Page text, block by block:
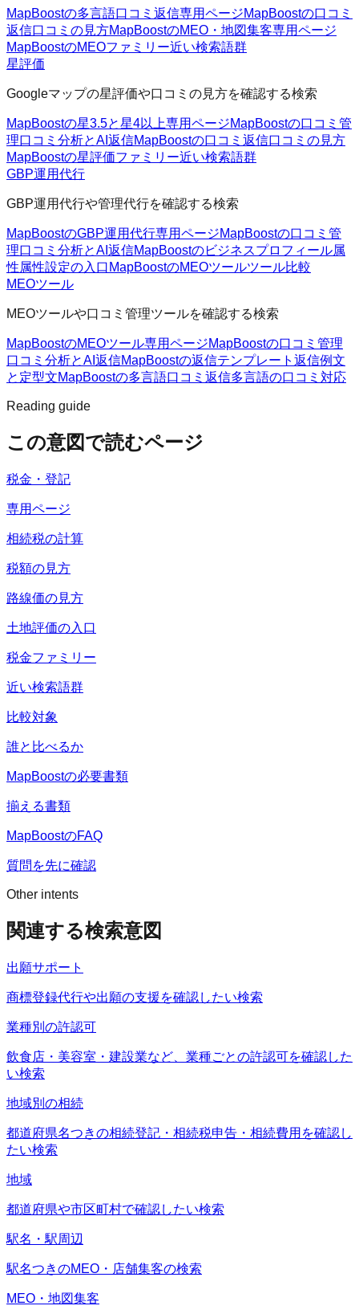
MapBoostの多言語口コミ返信専用ページMapBoostの口コミ
返信口コミの見方MapBoostのMEO・地図集客専用ページ
MapBoostのMEOファミリー近い検索語群
星評価
Googleマップの星評価や口コミの見方を確認する検索
MapBoostの星3.5と星4以上専用ページMapBoostの口コミ管
理口コミ分析とAI返信MapBoostの口コミ返信口コミの見方
MapBoostの星評価ファミリー近い検索語群
GBP運用代行
GBP運用代行や管理代行を確認する検索
MapBoostのGBP運用代行専用ページMapBoostの口コミ管
理口コミ分析とAI返信MapBoostのビジネスプロフィール属
性属性設定の入口 MapBoostのMEOツールツール比較
MEOツール
MEOツールや口コミ管理ツールを確認する検索
MapBoostのMEOツール専用ページMapBoostの口コミ管理
口コミ分析とAI返信MapBoostの返信テンプレート 返信例文
と定型文MapBoostの多言語口コミ返信多言語の口コミ対応
Reading guide
この意図で読むページ
税金・登記
専用ページ
相続税の計算
税額の見方
路線価の見方
土地評価の入口
税金ファミリー
近い検索語群
比較対象
誰と比べるか
MapBoostの必要書類
揃える書類
MapBoostのFAQ
質問を先に確認
Other intents
関連する検索意図
出願サポート
商標登録代行や出願の支援を確認したい検索
業種別の許認可
飲食店・美容室・建設業など、業種ごとの許認可を確認した
い検索
地域別の相続
都道府県名つきの相続登記・相続税申告・相続費用を確認し
たい検索
地域
都道府県や市区町村で確認したい検索
駅名・駅周辺
駅名つきのMEO・店舗集客の検索
MEO・地図集客